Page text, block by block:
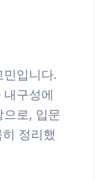
입니다.
구성에
으로, 입문
정리했